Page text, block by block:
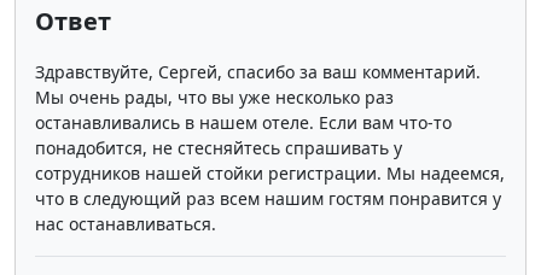
Ответ
Здравствуйте, Сергей, спасибо за ваш комментарий.
Мы очень рады, что вы уже несколько раз
останавливались в нашем отеле. Если вам что-то
понадобится, не стесняйтесь спрашивать у
сотрудников нашей стойки регистрации. Мы надеемся,
что в следующий раз всем нашим гостям понравится у
нас останавливаться.